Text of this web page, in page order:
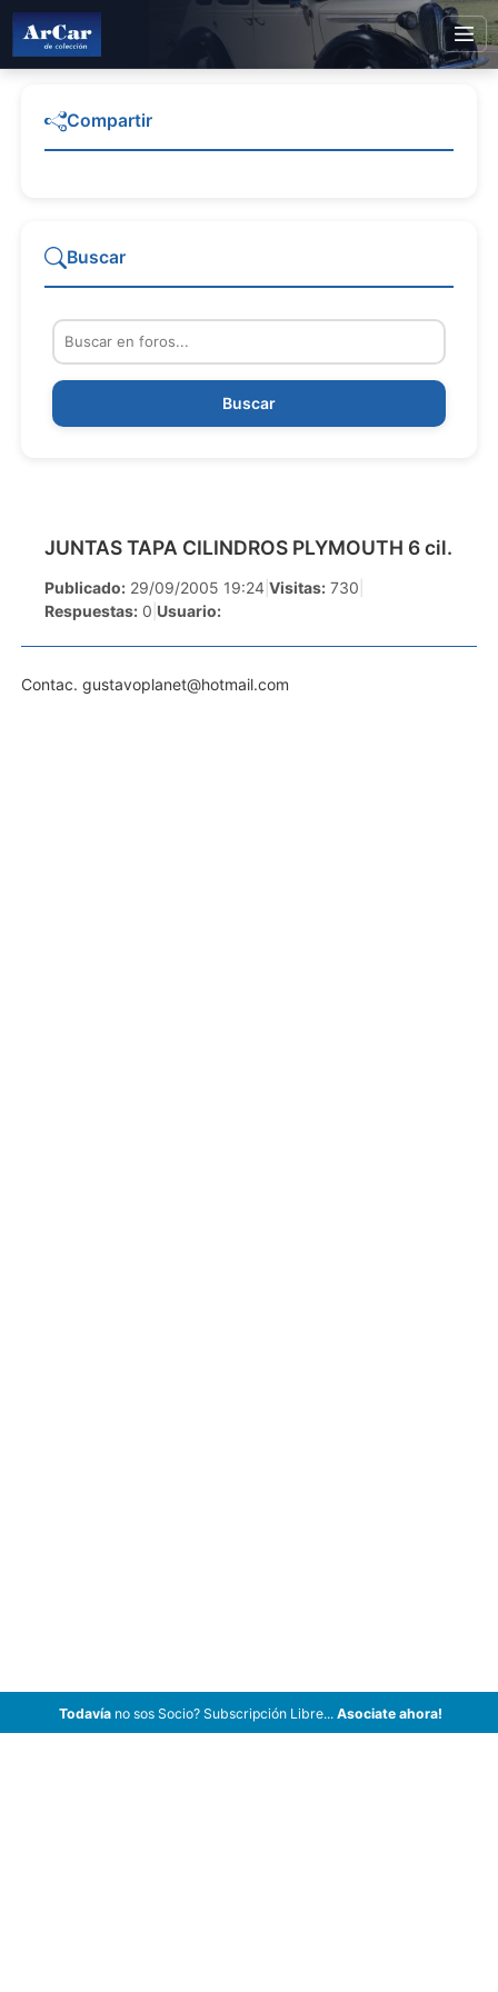
JUNTAS TAPA CILINDROS PLYMOUTH 6 cil.
Publicado: 29/09/2005 19:24 Visitas: 730
Respuestas: 0 Usuario:
Contac. gustavoplanet@hotmail.com
Compartir
Buscar
Buscar
Todavíano sos Socio? Subscripción Libre... Asociate ahora!